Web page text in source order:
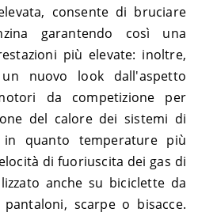
consente di bruciare
garantendo così una
più elevate: inoltre,
nuovo look dall'aspetto
da competizione per
del calore dei sistemi di
in quanto temperature più
di fuoriuscita dei gas di
anche su biciclette da
scarpe o bisacce.